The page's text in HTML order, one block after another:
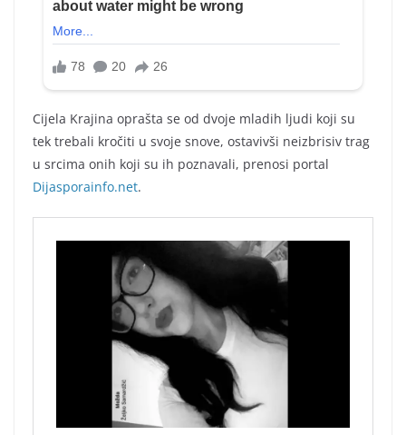
Cijela Krajina oprašta se od dvoje mladih ljudi koji su
tek trebali kročiti u svoje snove, ostavivši neizbrisiv trag
u srcima onih koji su ih poznavali, prenosi portal
Dijasporainfo.net.